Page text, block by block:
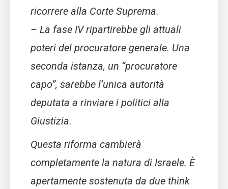
ricorrere alla Corte Suprema.
– La fase IV ripartirebbe gli attuali
poteri del procuratore generale. Una
seconda istanza, un “procuratore
capo”, sarebbe l’unica autorità
deputata a rinviare i politici alla
Giustizia.
Questa riforma cambierà
completamente la natura di Israele. È
apertamente sostenuta da due think